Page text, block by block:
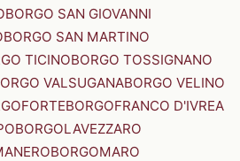
BORGO SAN GIOVANNI
BORGO SAN MARTINO
TICINOBORGO TOSSIGNANO
VALSUGANABORGO VELINO
BORGOFRANCO D'IVREA
BORGOLAVEZZARO
BORGOMARO